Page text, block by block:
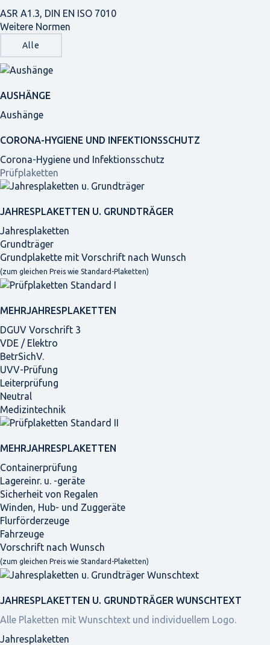
ASR A1.3, DIN EN ISO 7010
Weitere Normen
Alle
AUSHÄNGE
Aushänge
CORONA-HYGIENE UND INFEKTIONSSCHUTZ
Corona-Hygiene und Infektionsschutz
Prüfplaketten
JAHRES­PLAKETTEN U. GRUNDTRÄGER
Jahresplaketten
Grundträger
Grundplakette mit Vorschrift nach Wunsch
(zum gleichen Preis wie Standard-Plaketten)
MEHRJAHRES­PLAKETTEN
DGUV Vorschrift 3
VDE / Elektro
BetrSichV.
UVV-Prüfung
Leiterprüfung
Neutral
Medizintechnik
MEHRJAHRES­PLAKETTEN
Containerprüfung
Lagereinr. u. -geräte
Sicherheit von Regalen
Winden, Hub- und Zuggeräte
Flurförderzeuge
Fahrzeuge
Vorschrift nach Wunsch
(zum gleichen Preis wie Standard-Plaketten)
JAHRES­PLAKETTEN U. GRUNDTRÄGER WUNSCHTEXT
Alle Plaketten mit Wunschtext und individuellem Logo.
Jahresplaketten